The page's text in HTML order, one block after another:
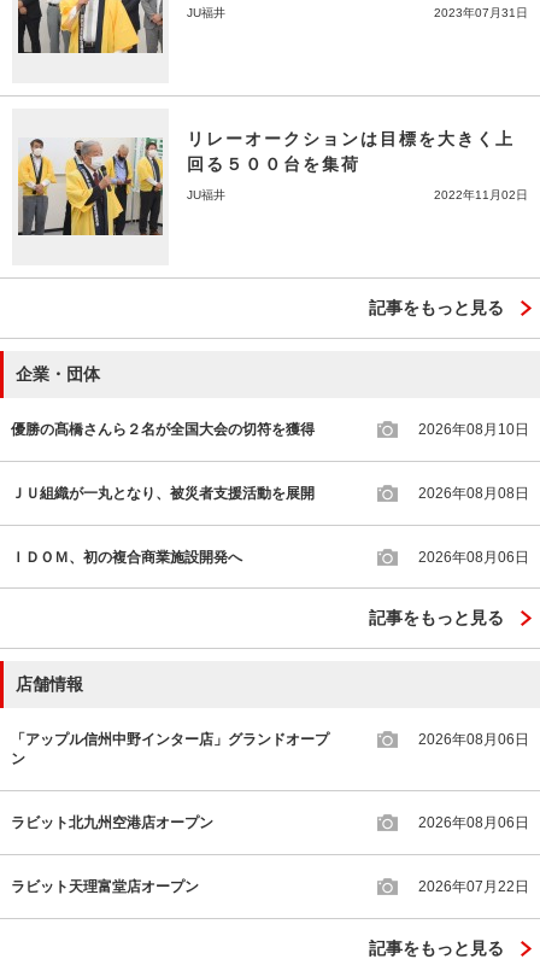
JU福井 2023年07月31日
リレーオークションは目標を大きく上
回る５００台を集荷
JU福井 2022年11月02日
記事をもっと見る
企業・団体
優勝の髙橋さんら２名が全国大会の切符を獲得 2026年08月10日
ＪＵ組織が一丸となり、被災者支援活動を展開 2026年08月08日
ＩＤＯＭ、初の複合商業施設開発へ 2026年08月06日
記事をもっと見る
店舗情報
「アップル信州中野インター店」グランドオープ
ン
2026年08月06日
ラビット北九州空港店オープン 2026年08月06日
ラビット天理富堂店オープン 2026年07月22日
記事をもっと見る